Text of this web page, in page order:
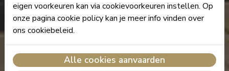
eigen voorkeuren kan via cookievoorkeuren instellen. Op
onze pagina cookie policy kan je meer info vinden over
ons cookiebeleid.
Alle cookies aanvaarden